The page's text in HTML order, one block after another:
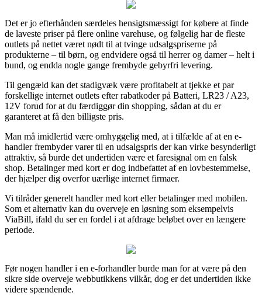
Det er jo efterhånden særdeles hensigtsmæssigt for købere at finde
de laveste priser på flere online varehuse, og følgelig har de fleste
outlets på nettet været nødt til at tvinge udsalgspriserne på
produkterne – til børn, og endvidere også til herrer og damer – helt i
bund, og endda nogle gange frembyde gebyrfri levering.
Til gengæld kan det stadigvæk være profitabelt at tjekke et par
forskellige internet outlets efter rabatkoder på Batteri, LR23 / A23,
12V forud for at du færdiggør din shopping, sådan at du er
garanteret at få den billigste pris.
Man må imidlertid være omhyggelig med, at i tilfælde af at en e-
handler frembyder varer til en udsalgspris der kan virke besynderligt
attraktiv, så burde det undertiden være et faresignal om en falsk
shop. Betalinger med kort er dog indbefattet af en lovbestemmelse,
der hjælper dig overfor uærlige internet firmaer.
Vi tilråder generelt handler med kort eller betalinger med mobilen.
Som et alternativ kan du overveje en løsning som eksempelvis
ViaBill, ifald du ser en fordel i at afdrage beløbet over en længere
periode.
Før nogen handler i en e-forhandler burde man for at være på den
sikre side overveje webbutikkens vilkår, dog er det undertiden ikke
videre spændende.